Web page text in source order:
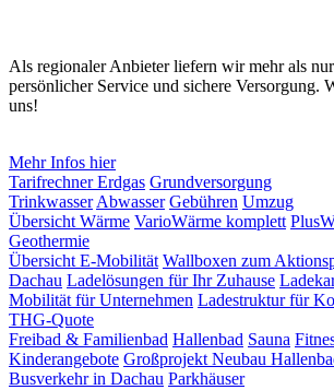
Als regionaler Anbieter liefern wir mehr als
persönlicher Service und sichere Versorgung.
uns!
Mehr Infos hier
Tarifrechner Erdgas Grundversorgung
Trinkwasser Abwasser Gebühren Umzug
Übersicht Wärme VarioWärme komplett
Geothermie
Übersicht E-Mobilität Wallboxen zum
Dachau Ladelösungen für Ihr Zuhause
Mobilität für Unternehmen Ladestruktur für
THG-Quote
Freibad & Familienbad Hallenbad Sauna
Kinderangebote Großprojekt Neubau
Busverkehr in Dachau Parkhäuser